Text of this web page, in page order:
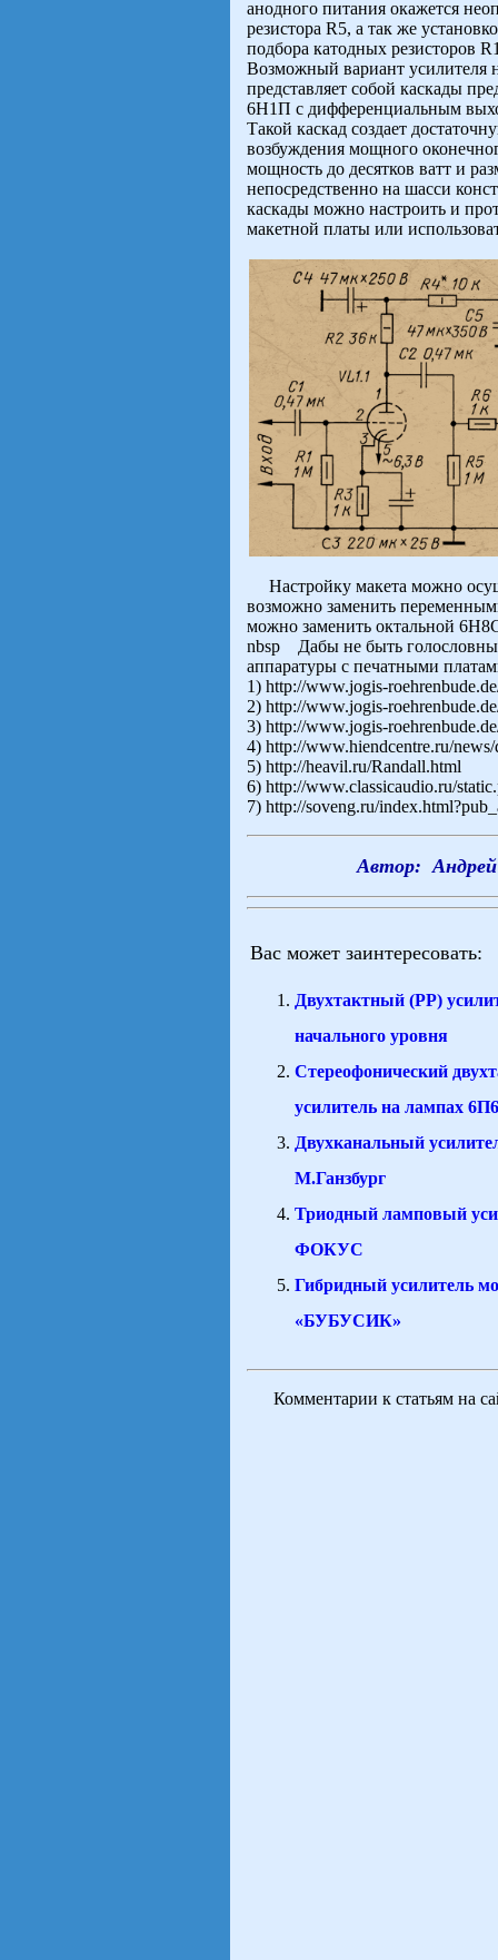
анодного питания окажется
резистора R5, а так же
подбора катодных резисторов
Возможный вариант усилителя
представляет собой каскады
6Н1П с дифференциальным
Такой каскад создает
возбуждения мощного
мощность до десятков ватт и
непосредственно на шасси
каскады можно настроить и
макетной платы или
Настройку макета можно
возможно заменить
можно заменить октальной
nbsp Дабы не быть
аппаратуры с печатными
1) http://www.jogis-
2) http://www.jogis-
3) http://www.jogis-
4) http://www.hiendcentre.ru/
5) http://heavil.ru/Randall.html
6) http://www.classicaudio.ru/
7) http://soveng.ru/
Автор:
Вас может заинтересовать:
Двухтактный (РР)
начального уровня
Стереофонический
усилитель на лампах
Двухканальный
М.Ганзбург
Триодный ламповый
ФОКУС
Гибридный усилитель
«БУБУСИК»
Комментарии к статьям на